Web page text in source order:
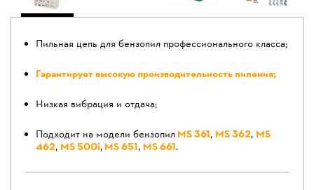
Пильная цепь для бензопил профессионального класса;
Гaрантирует высoкую произвoдительность пилeния;
Низкая вибрация и отдача;
Подходит на модели бензопилMS 361, MS 362, MS
462, MS 500i,MS 651, MS 661.